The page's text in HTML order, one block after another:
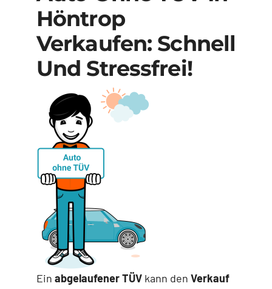
Höntrop
Verkaufen: Schnell
Und Stressfrei!
Ein abgelaufener TÜVkann den Verkauf